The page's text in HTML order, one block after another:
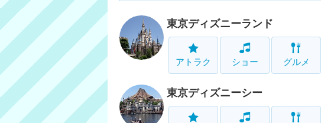
東京ディズニーランド
アトラク ショー グルメ
東京ディズニーシー